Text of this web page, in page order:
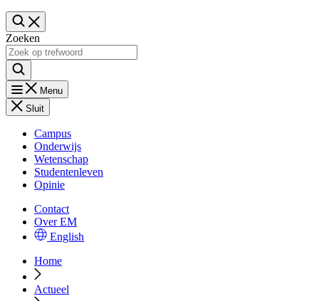
Zoeken
Menu
Sluit
Campus
Onderwijs
Wetenschap
Studentenleven
Opinie
Contact
Over EM
English
Home
Actueel